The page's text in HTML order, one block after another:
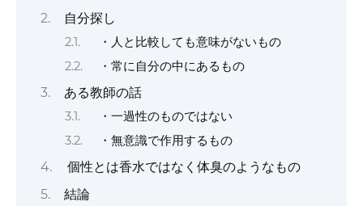
自分探し
・人と比較しても意味がないもの
・常に自分の中にあるもの
ある教師の話
・一過性のものではない
・無意識で作用するもの
個性とは香水ではなく体臭のようなもの
結論